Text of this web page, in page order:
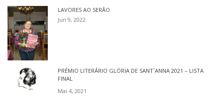
LAVORES AO SERÃO
Jun 9, 2022
PRÉMIO LITERÁRIO GLÓRIA DE SANT´ANNA 2021 – LISTA
FINAL
Mai 4, 2021